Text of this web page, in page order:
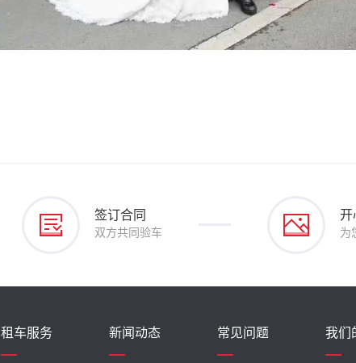
签订合同
双方共同验车
开
为
租车服务 新闻动态 常见问题 我们